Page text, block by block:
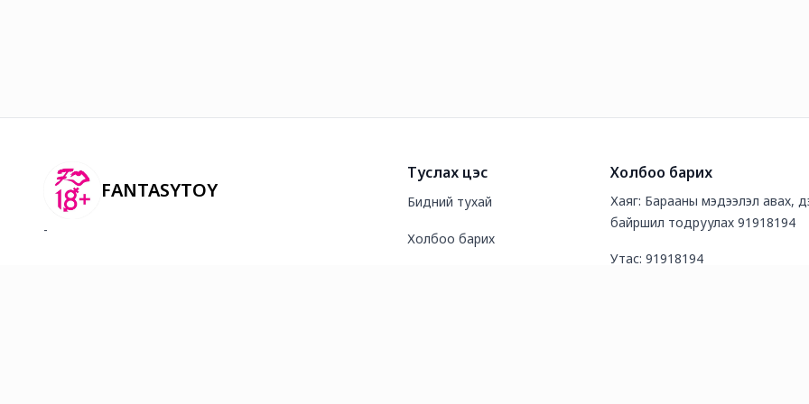
FANTASYTOY
-
Туслах цэс
Бидний тухай
Холбоо барих
Холбоо барих
Хаяг: Барааны мэдээлэл авах,
байршил тодруулах 91918194
Утас: 91918194